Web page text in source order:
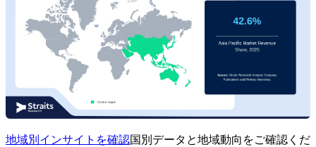
地域別インサイトを確認国別データと地域動向をご確認くだ